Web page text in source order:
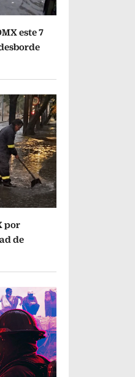
este 7
por
de